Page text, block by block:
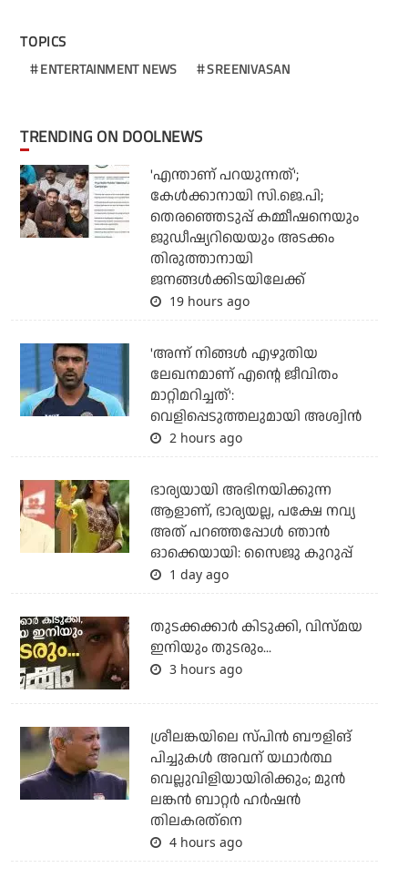
TOPICS
ENTERTAINMENT NEWS SREENIVASAN
TRENDING ON DOOLNEWS
'എന്താണ് പറയുന്നത്';
കേള്‍ക്കാനായി സി.ജെ.പി;
തെരഞ്ഞെടുപ്പ് കമ്മീഷനെയും
ജുഡീഷ്യറിയെയും അടക്കം
തിരുത്താനായി
ജനങ്ങള്‍ക്കിടയിലേക്ക്
19 hours ago
'അന്ന് നിങ്ങള്‍ എഴുതിയ
ലേഖനമാണ് എന്റെ ജീവിതം
മാറ്റിമറിച്ചത്':
വെളിപ്പെടുത്തലുമായി അശ്വിന്‍
2 hours ago
ഭാര്യയായി അഭിനയിക്കുന്ന
ആളാണ്, ഭാര്യയല്ല, പക്ഷേ നവ്യ
അത് പറഞ്ഞപ്പോള്‍ ഞാന്‍
ഓക്കെയായി: സൈജു കുറുപ്പ്
1 day ago
തുടക്കക്കാര്‍ കിടുക്കി, വിസ്മയ
ഇനിയും തുടരും...
3 hours ago
ശ്രീലങ്കയിലെ സ്പിന്‍ ബൗളിങ്
പിച്ചുകള്‍ അവന് യഥാര്‍ത്ഥ
വെല്ലുവിളിയായിരിക്കും; മുന്‍
ലങ്കന്‍ ബാറ്റര്‍ ഹര്‍ഷന്‍
തിലകരത്‌നെ
4 hours ago